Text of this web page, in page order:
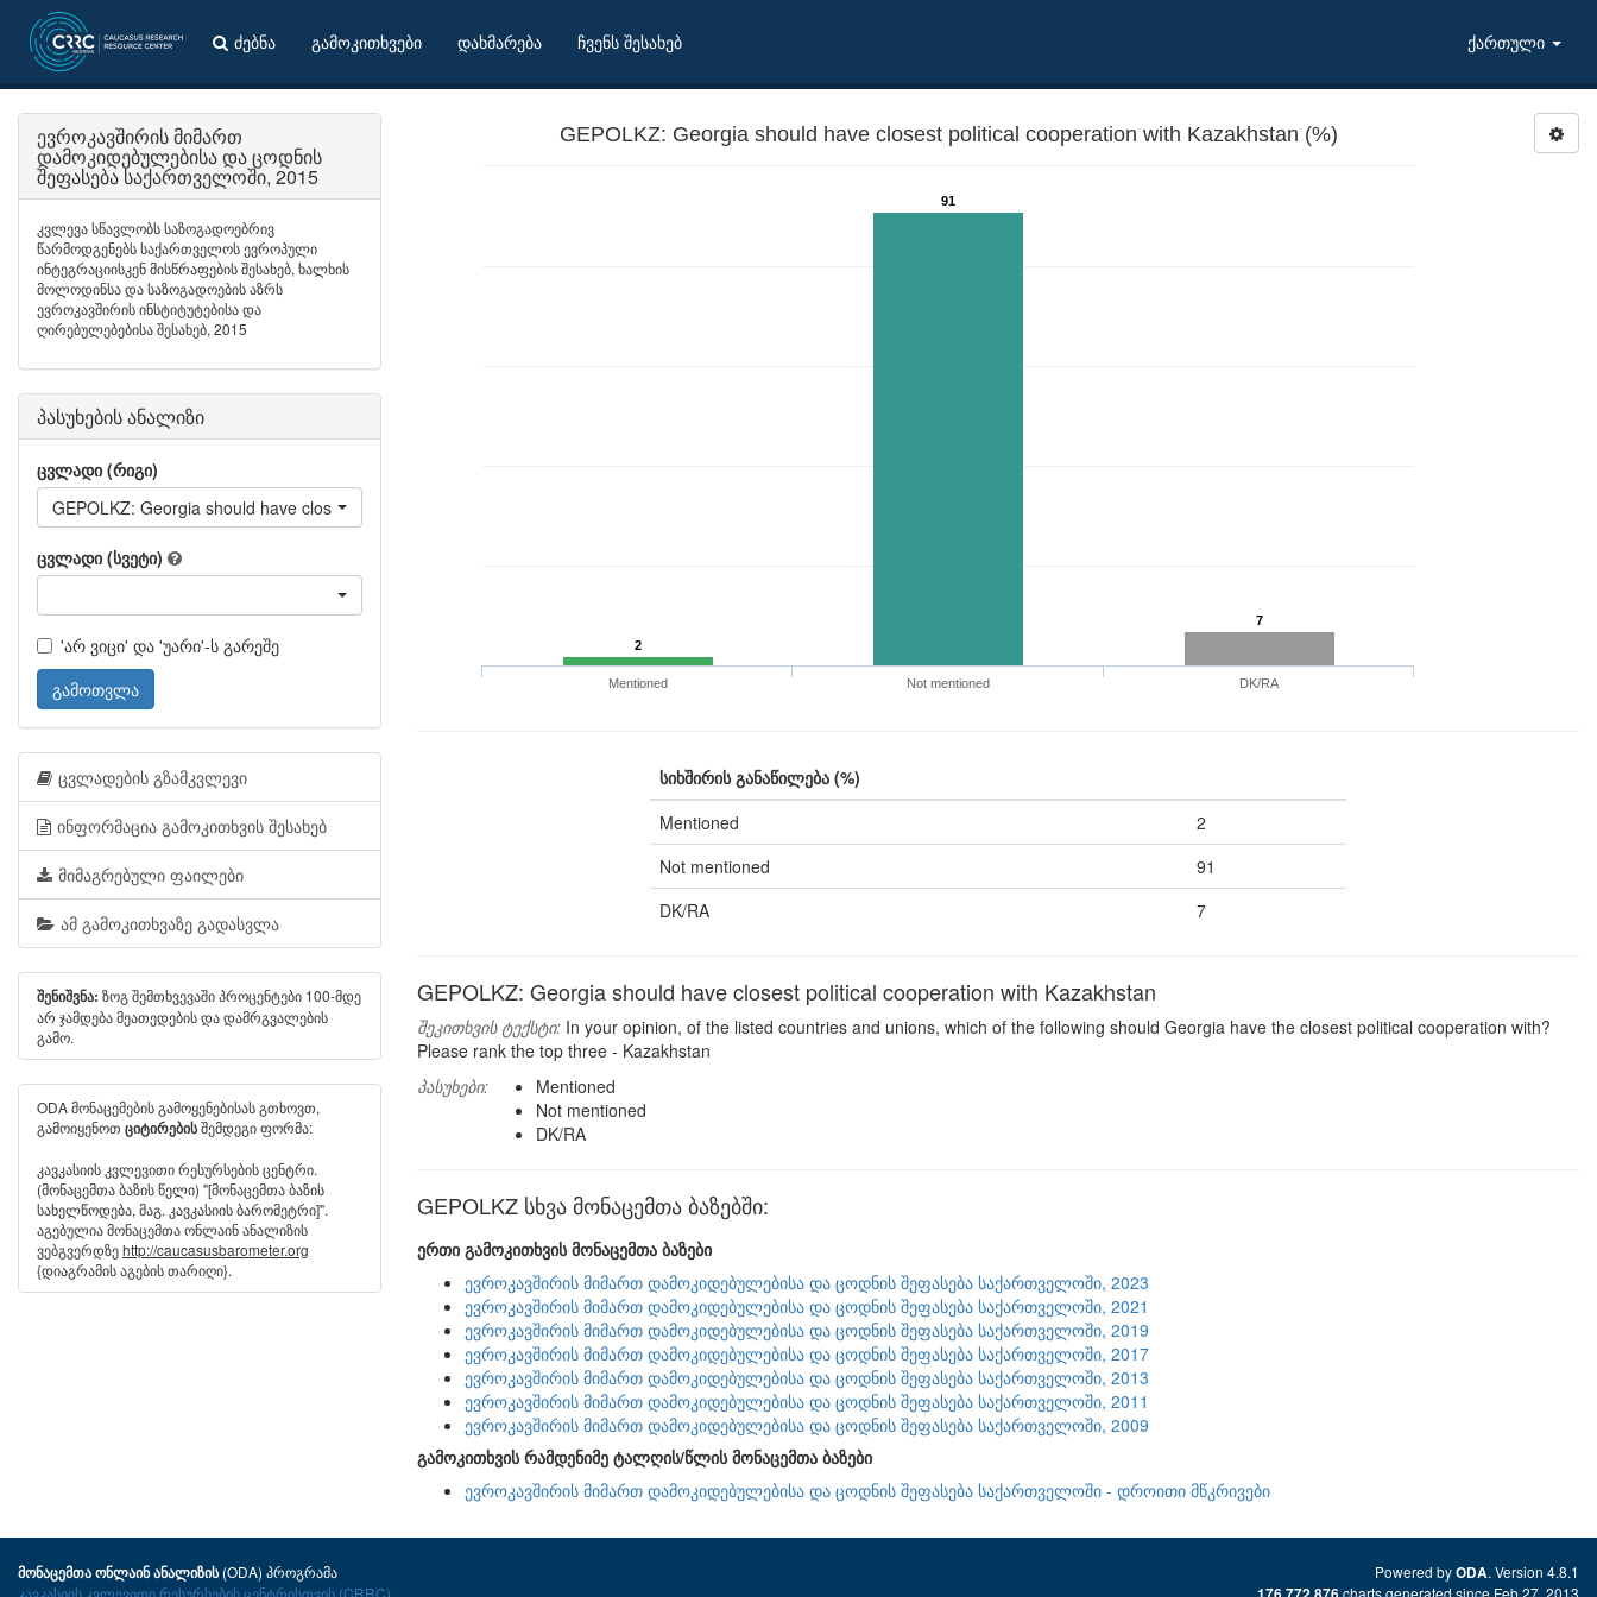
ძებნა გამოკითხვები დახმარება ჩვენს შესახებ ქართული
GEPOLKZ: Georgia should have closest political cooperation with Kazakhstan (%)
2
91
7
Mentioned Not mentioned DK/RA
სიხშირის განაწილება (%)
Mentioned
2
Not mentioned
91
DK/RA
7
GEPOLKZ: Georgia should have closest political cooperation with Kazakhstan
შეკითხვის ტექსტი: In your opinion, of the listed countries and unions, which of the following should Georgia have the closest political cooperation with?
Please rank the top three - Kazakhstan
პასუხები:
Mentioned
Not mentioned
DK/RA
GEPOLKZ სხვა მონაცემთა ბაზებში:
ერთი გამოკითხვის მონაცემთა ბაზები
ევროკავშირის მიმართ დამოკიდებულებისა და ცოდნის შეფასება საქართველოში, 2023
ევროკავშირის მიმართ დამოკიდებულებისა და ცოდნის შეფასება საქართველოში, 2021
ევროკავშირის მიმართ დამოკიდებულებისა და ცოდნის შეფასება საქართველოში, 2019
ევროკავშირის მიმართ დამოკიდებულებისა და ცოდნის შეფასება საქართველოში, 2017
ევროკავშირის მიმართ დამოკიდებულებისა და ცოდნის შეფასება საქართველოში, 2013
ევროკავშირის მიმართ დამოკიდებულებისა და ცოდნის შეფასება საქართველოში, 2011
ევროკავშირის მიმართ დამოკიდებულებისა და ცოდნის შეფასება საქართველოში, 2009
გამოკითხვის რამდენიმე ტალღის/წლის მონაცემთა ბაზები
ევროკავშირის მიმართ დამოკიდებულებისა და ცოდნის შეფასება საქართველოში - დროითი მწკრივები
ევროკავშირის მიმართ
დამოკიდებულებისა და ცოდნის
შეფასება საქართველოში, 2015
კვლევა სწავლობს საზოგადოებრივ
წარმოდგენებს საქართველოს ევროპული
ინტეგრაციისკენ მისწრაფების შესახებ, ხალხის
მოლოდინსა და საზოგადოების აზრს
ევროკავშირის ინსტიტუტებისა და
ღირებულებებისა შესახებ, 2015
პასუხების ანალიზი
ცვლადი (რიგი)
GEPOLKZ: Georgia should have closest political cooperation with Kazakhstan
ცვლადი (სვეტი)
'არ ვიცი' და 'უარი'-ს გარეშე
გამოთვლა
ცვლადების გზამკვლევი
ინფორმაცია გამოკითხვის შესახებ
მიმაგრებული ფაილები
ამ გამოკითხვაზე გადასვლა
შენიშვნა: ზოგ შემთხვევაში პროცენტები 100-მდე
არ ჯამდება მეათედების და დამრგვალების
გამო.
ODA მონაცემების გამოყენებისას გთხოვთ,
გამოიყენოთ ციტირებისშემდეგი ფორმა:
კავკასიის კვლევითი რესურსების ცენტრი.
(მონაცემთა ბაზის წელი) "[მონაცემთა ბაზის
სახელწოდება, მაგ. კავკასიის ბარომეტრი]".
აგებულია მონაცემთა ონლაინ ანალიზის
ვებგვერდზეhttp://caucasusbarometer.org
{დიაგრამის აგების თარიღი}.
მონაცემთა ონლაინ ანალიზის(ODA) პროგრამა
კავკასიის კვლევითი რესურსების ცენტრისთვის (CRRC)
Powered byODA. Version 4.8.1
charts generated since Feb 27, 2013